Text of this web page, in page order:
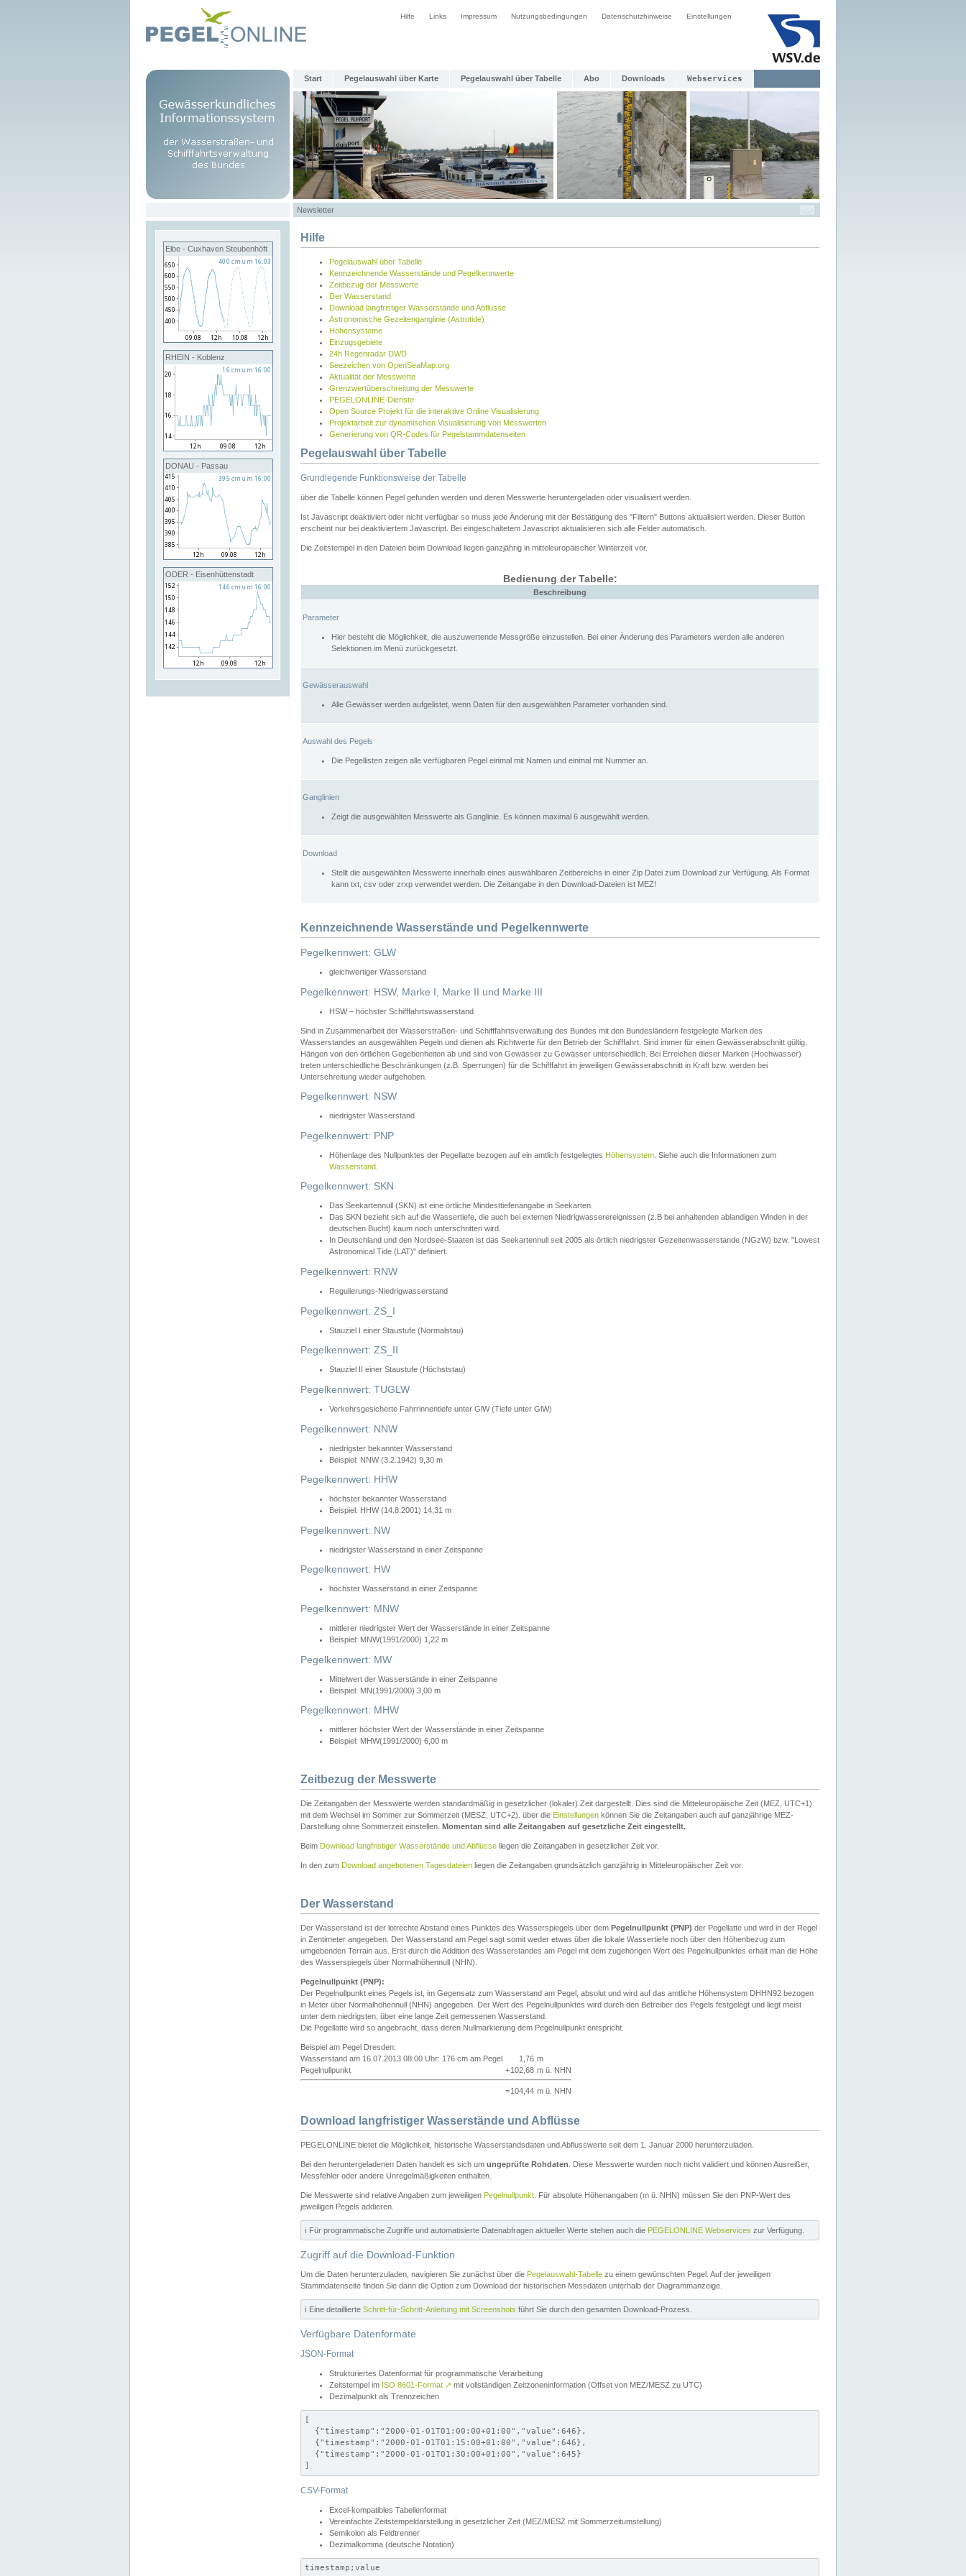
Hilfe Links Impressum Nutzungsbedingungen Datenschutzhinweise Einstellungen
Start Pegelauswahl über Karte Pegelauswahl über Tabelle Abo Downloads Webservices
Newsletter
Elbe - Cuxhaven Steubenhöft
RHEIN - Koblenz
DONAU - Passau
ODER - Eisenhüttenstadt
Hilfe
Pegelauswahl über Tabelle
Kennzeichnende Wasserstände und Pegelkennwerte
Zeitbezug der Messwerte
Der Wasserstand
Download langfristiger Wasserstände und Abflüsse
Astronomische Gezeitenganglinie (Astrotide)
Höhensysteme
Einzugsgebiete
24h Regenradar DWD
Seezeichen von OpenSeaMap.org
Aktualität der Messwerte
Grenzwertüberschreitung der Messwerte
PEGELONLINE-Dienste
Open Source Projekt für die interaktive Online Visualisierung
Projektarbeit zur dynamischen Visualisierung von Messwerten
Generierung von QR-Codes für Pegelstammdatenseiten
Pegelauswahl über Tabelle
Grundlegende Funktionsweise der Tabelle
über die Tabelle können Pegel gefunden werden und deren Messwerte heruntergeladen oder visualisiert werden.
Ist Javascript deaktiviert oder nicht verfügbar so muss jede Änderung mit der Bestätigung des "Filtern" Buttons aktualisiert werden. Dieser Button
erscheint nur bei deaktiviertem Javascript. Bei eingeschaltetem Javascript aktualisieren sich alle Felder automatisch.
Die Zeitstempel in den Dateien beim Download liegen ganzjährig in mitteleuropäischer Winterzeit vor.
Bedienung der Tabelle:
Beschreibung
Parameter
Hier besteht die Möglichkeit, die auszuwertende Messgröße einzustellen. Bei einer Änderung des Parameters werden alle anderen
Selektionen im Menü zurückgesetzt.
Gewässerauswahl
Alle Gewässer werden aufgelistet, wenn Daten für den ausgewählten Parameter vorhanden sind.
Auswahl des Pegels
Die Pegellisten zeigen alle verfügbaren Pegel einmal mit Namen und einmal mit Nummer an.
Ganglinien
Zeigt die ausgewählten Messwerte als Ganglinie. Es können maximal 6 ausgewählt werden.
Download
Stellt die ausgewählten Messwerte innerhalb eines auswählbaren Zeitbereichs in einer Zip Datei zum Download zur Verfügung. Als Format
kann txt, csv oder zrxp verwendet werden. Die Zeitangabe in den Download-Dateien ist MEZ!
Kennzeichnende Wasserstände und Pegelkennwerte
Pegelkennwert: GLW
gleichwertiger Wasserstand
Pegelkennwert: HSW, Marke I, Marke II und Marke III
HSW – höchster Schifffahrtswasserstand
Sind in Zusammenarbeit der Wasserstraßen- und Schifffahrtsverwaltung des Bundes mit den Bundesländern festgelegte Marken des
Wasserstandes an ausgewählten Pegeln und dienen als Richtwerte für den Betrieb der Schifffahrt. Sind immer für einen Gewässerabschnitt gültig.
Hängen von den örtlichen Gegebenheiten ab und sind von Gewässer zu Gewässer unterschiedlich. Bei Erreichen dieser Marken (Hochwasser)
treten unterschiedliche Beschränkungen (z.B. Sperrungen) für die Schifffahrt im jeweiligen Gewässerabschnitt in Kraft bzw. werden bei
Unterschreitung wieder aufgehoben.
Pegelkennwert: NSW
niedrigster Wasserstand
Pegelkennwert: PNP
Höhenlage des Nullpunktes der Pegellatte bezogen auf ein amtlich festgelegtes Höhensystem . Siehe auch die Informationen zum
Wasserstand
Pegelkennwert: SKN
Das Seekartennull (SKN) ist eine örtliche Mindesttiefenangabe in Seekarten.
Das SKN bezieht sich auf die Wassertiefe, die auch bei extemen Niedrigwasserereignissen (z.B bei anhaltenden ablandigen Winden in der
deutschen Bucht) kaum noch unterschritten wird.
In Deutschland und den Nordsee-Staaten ist das Seekartennull seit 2005 als örtlich niedrigster Gezeitenwasserstande (NGzW) bzw. "Lowest
Astronomical Tide (LAT)" definiert.
Pegelkennwert: RNW
Regulierungs-Niedrigwasserstand
Pegelkennwert: ZS_I
Stauziel I einer Staustufe (Normalstau)
Pegelkennwert: ZS_II
Stauziel II einer Staustufe (Höchststau)
Pegelkennwert: TUGLW
Verkehrsgesicherte Fahrrinnentiefe unter GlW (Tiefe unter GlW)
Pegelkennwert: NNW
niedrigster bekannter Wasserstand
Beispiel: NNW (3.2.1942) 9,30 m
Pegelkennwert: HHW
höchster bekannter Wasserstand
Beispiel: HHW (14.8.2001) 14,31 m
Pegelkennwert: NW
niedrigster Wasserstand in einer Zeitspanne
Pegelkennwert: HW
höchster Wasserstand in einer Zeitspanne
Pegelkennwert: MNW
mittlerer niedrigster Wert der Wasserstände in einer Zeitspanne
Beispiel: MNW(1991/2000) 1,22 m
Pegelkennwert: MW
Mittelwert der Wasserstände in einer Zeitspanne
Beispiel: MN(1991/2000) 3,00 m
Pegelkennwert: MHW
mittlerer höchster Wert der Wasserstände in einer Zeitspanne
Beispiel: MHW(1991/2000) 6,00 m
Zeitbezug der Messwerte
Die Zeitangaben der Messwerte werden standardmäßig in gesetzlicher (lokaler) Zeit dargestellt. Dies sind die Mitteleuropäische Zeit (MEZ, UTC+1)
mit dem Wechsel im Sommer zur Sommerzeit (MESZ, UTC+2). über die Einstellungen können Sie die Zeitangaben auch auf ganzjährige MEZ-
Darstellung ohne Sommerzeit einstellen. Momentan sind alle Zeitangaben auf gesetzliche Zeit eingestellt.
Beim Download langfristiger Wasserstände und Abflüsse liegen die Zeitangaben in gesetzlicher Zeit vor.
In den zum Download angebotenen Tagesdateien liegen die Zeitangaben grundsätzlich ganzjährig in Mitteleuropäischer Zeit vor.
Der Wasserstand
Der Wasserstand ist der lotrechte Abstand eines Punktes des Wasserspiegels über dem Pegelnullpunkt (PNP) der Pegellatte und wird in der Regel
in Zentimeter angegeben. Der Wasserstand am Pegel sagt somit weder etwas über die lokale Wassertiefe noch über den Höhenbezug zum
umgebenden Terrain aus. Erst durch die Addition des Wasserstandes am Pegel mit dem zugehörigen Wert des Pegelnullpunktes erhält man die Höhe
des Wasserspiegels über Normalhöhennull (NHN).
Pegelnullpunkt (PNP):
Der Pegelnullpunkt eines Pegels ist, im Gegensatz zum Wasserstand am Pegel, absolut und wird auf das amtliche Höhensystem DHHN92 bezogen
in Meter über Normalhöhennull (NHN) angegeben. Der Wert des Pegelnullpunktes wird durch den Betreiber des Pegels festgelegt und liegt meist
unter dem niedrigsten, über eine lange Zeit gemessenen Wasserstand.
Die Pegellatte wird so angebracht, dass deren Nullmarkierung dem Pegelnullpunkt entspricht.
Beispiel am Pegel Dresden:
Wasserstand am 16.07.2013 08:00 Uhr: 176 cm am Pegel
1,76 m
Pegelnullpunkt
+102,68 m ü. NHN
=104,44 m ü. NHN
Download langfristiger Wasserstände und Abflüsse
PEGELONLINE bietet die Möglichkeit, historische Wasserstandsdaten und Abflusswerte seit dem 1. Januar 2000 herunterzuladen.
Bei den heruntergeladenen Daten handelt es sich um ungeprüfte Rohdaten . Diese Messwerte wurden noch nicht validiert und können Ausreißer,
Messfehler oder andere Unregelmäßigkeiten enthalten.
Die Messwerte sind relative Angaben zum jeweiligen Pegelnullpunkt . Für absolute Höhenangaben (m ü. NHN) müssen Sie den PNP-Wert des
jeweiligen Pegels addieren.
ℹ️ Für programmatische Zugriffe und automatisierte Datenabfragen aktueller Werte stehen auch die PEGELONLINE Webservices zur Verfügung.
Zugriff auf die Download-Funktion
Um die Daten herunterzuladen, navigieren Sie zunächst über die Pegelauswahl-Tabelle zu einem gewünschten Pegel. Auf der jeweiligen
Stammdatenseite finden Sie dann die Option zum Download der historischen Messdaten unterhalb der Diagrammanzeige.
ℹ️ Eine detaillierte Schritt-für-Schritt-Anleitung mit Screenshots führt Sie durch den gesamten Download-Prozess.
Verfügbare Datenformate
JSON-Format
Strukturiertes Datenformat für programmatische Verarbeitung
Zeitstempel im ISO 8601-Format ↗ mit vollständigen Zeitzoneninformation (Offset von MEZ/MESZ zu UTC)
Dezimalpunkt als Trennzeichen
[
  {"timestamp":"2000-01-01T01:00:00+01:00","value":646},
  {"timestamp":"2000-01-01T01:15:00+01:00","value":646},
  {"timestamp":"2000-01-01T01:30:00+01:00","value":645}
]
CSV-Format
Excel-kompatibles Tabellenformat
Vereinfachte Zeitstempeldarstellung in gesetzlicher Zeit (MEZ/MESZ mit Sommerzeitumstellung)
Semikolon als Feldtrenner
Dezimalkomma (deutsche Notation)
timestamp;value